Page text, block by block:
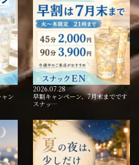
ン
2026.07.28
早割キャンペーン、7月末までです
スナッ…